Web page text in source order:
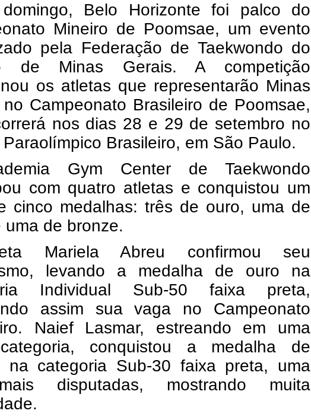
Belo Horizonte foi palco do
Mineiro de Poomsae, um evento
pela Federação de Taekwondo do
de Minas Gerais. A competição
os atletas que representarão Minas
Campeonato Brasileiro de Poomsae,
nos dias 28 e 29 de setembro no
Brasileiro, em São Paulo.
Gym Center de Taekwondo
com quatro atletas e conquistou um
cinco medalhas: três de ouro, uma de
uma de bronze.
Mariela Abreu confirmou seu
levando a medalha de ouro na
Individual Sub-50 faixa preta,
assim sua vaga no Campeonato
Naief Lasmar, estreando em uma
conquistou a medalha de
na categoria Sub-30 faixa preta, uma
disputadas, mostrando muita